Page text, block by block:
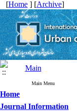
[Home ] [Archive]
Main
Main Menu
Home
Journal Information